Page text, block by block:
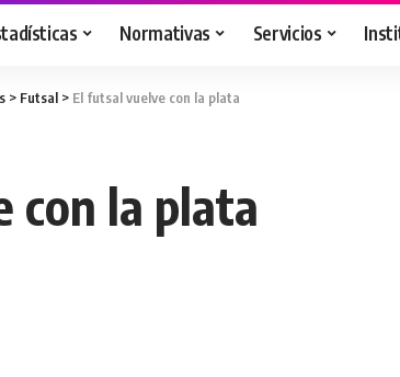
Normativas Servicios
> Futsal > El futsal vuelve con la plata
con la plata